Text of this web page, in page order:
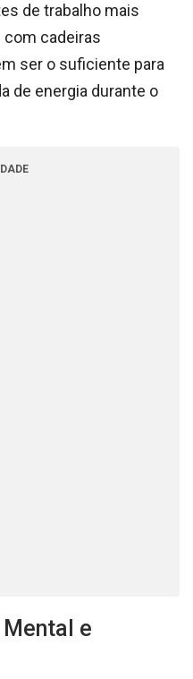
de trabalho mais
cadeiras
ser o suficiente para
de energia durante o
e